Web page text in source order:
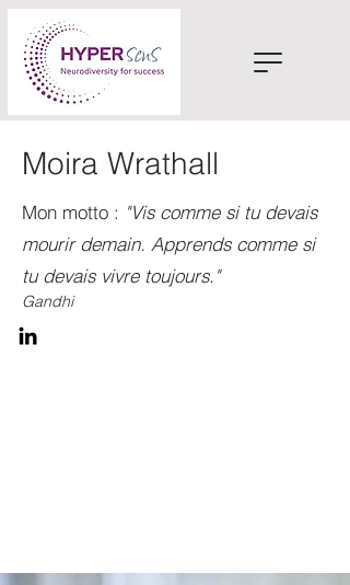
Moira Wrathall
Mon motto : "Vis comme si tu devais
mourir demain. Apprends comme si
tu devais vivre toujours."
Gandhi